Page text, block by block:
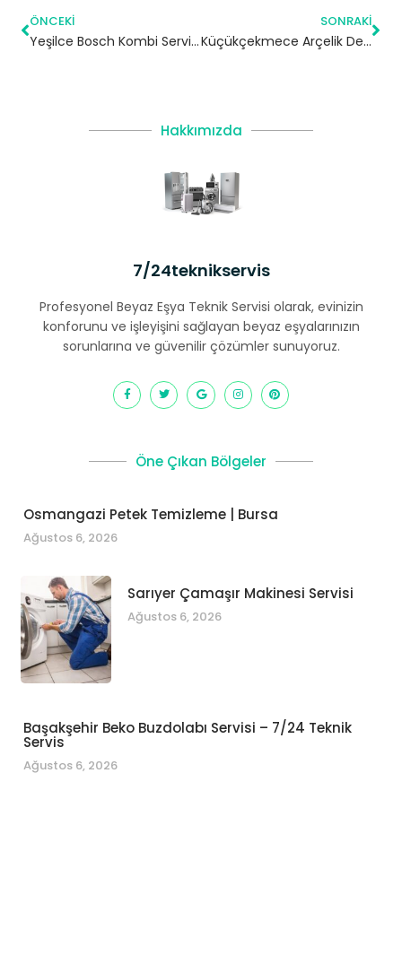
ÖNCEKI
Yeşilce Bosch Kombi Servisi – Kâğıthane Yetkili Servis
SONRAKI
Küçükçekmece Arçelik Derin Dondurucu Servisi
Hakkımızda
7/24teknikservis
Profesyonel Beyaz Eşya Teknik Servisi olarak, evinizin
konforunu ve işleyişini sağlayan beyaz eşyalarınızın
sorunlarına ve güvenilir çözümler sunuyoruz.
Öne Çıkan Bölgeler
Osmangazi Petek Temizleme | Bursa
Ağustos 6, 2026
Sarıyer Çamaşır Makinesi Servisi
Ağustos 6, 2026
Başakşehir Beko Buzdolabı Servisi – 7/24 Teknik
Servis
Ağustos 6, 2026